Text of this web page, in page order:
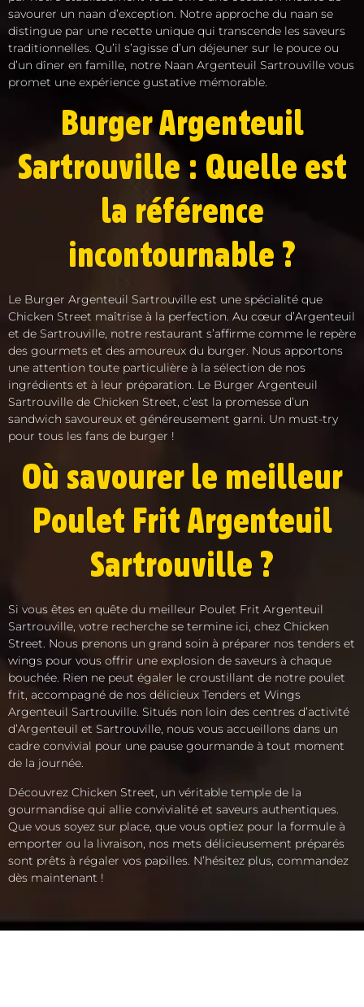
savourer un naan d’exception. Notre approche du naan se
distingue par une recette unique qui transcende les saveurs
traditionnelles. Qu’il s’agisse d’un déjeuner sur le pouce ou
d’un dîner en famille, notre Naan Argenteuil Sartrouville vous
promet une expérience gustative mémorable.
Burger Argenteuil
Sartrouville : Quelle est
la référence
incontournable ?
Le Burger Argenteuil Sartrouville est une spécialité que
Chicken Street maîtrise à la perfection. Au cœur d’Argenteuil
et de Sartrouville, notre restaurant s’affirme comme le repère
des gourmets et des amoureux du burger. Nous apportons
une attention toute particulière à la sélection de nos
ingrédients et à leur préparation. Le Burger Argenteuil
Sartrouville de Chicken Street, c’est la promesse d’un
sandwich savoureux et généreusement garni. Un must-try
pour tous les fans de burger !
Où savourer le meilleur
Poulet Frit Argenteuil
Sartrouville ?
Si vous êtes en quête du meilleur Poulet Frit Argenteuil
Sartrouville, votre recherche se termine ici, chez Chicken
Street. Nous prenons un grand soin à préparer nos tenders et
wings pour vous offrir une explosion de saveurs à chaque
bouchée. Rien ne peut égaler le croustillant de notre poulet
frit, accompagné de nos délicieux Tenders et Wings
Argenteuil Sartrouville. Situés non loin des centres d’activité
d’Argenteuil et Sartrouville, nous vous accueillons dans un
cadre convivial pour une pause gourmande à tout moment
de la journée.
Découvrez Chicken Street, un véritable temple de la
gourmandise qui allie convivialité et saveurs authentiques.
Que vous soyez sur place, que vous optiez pour la formule à
emporter ou la livraison, nos mets délicieusement préparés
sont prêts à régaler vos papilles. N’hésitez plus, commandez
dès maintenant !